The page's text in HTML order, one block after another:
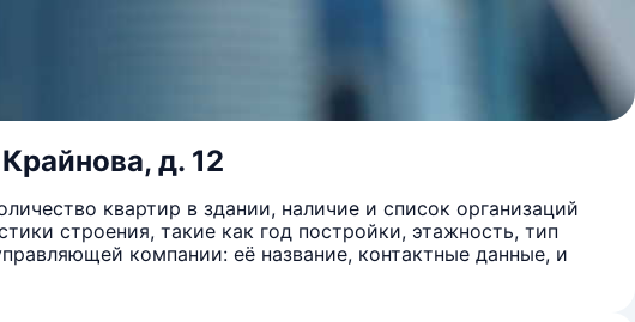
д. 12
квартир в здании, наличие и список организаций
строения, такие как год постройки, этажность, тип
компании: её название, контактные данные, и